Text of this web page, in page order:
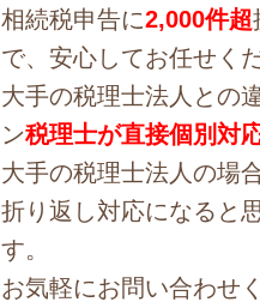
相続税申告に2,000件超
で、安心してお任せく
大手の税理士法人との
ン税理士が直接個別対
大手の税理士法人の場
折り返し対応になると
す。
お気軽にお問い合わせ